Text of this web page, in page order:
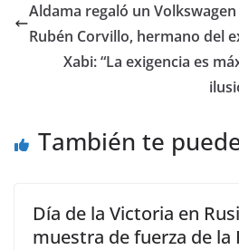
Aldama regaló un
Rubén Corvillo, hermano del
Xabi: “La exigencia es
También te
Día de la Victoria en
muestra de fuerza de la